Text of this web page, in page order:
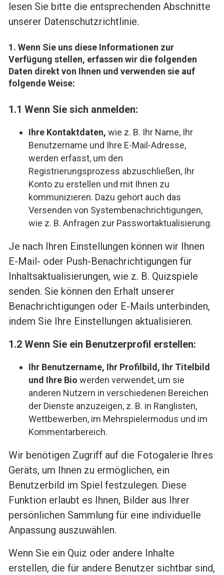
lesen Sie bitte die entsprechenden Abschnitte
unserer Datenschutzrichtlinie.
1. Wenn Sie uns diese Informationen zur
Verfügung stellen, erfassen wir die folgenden
Daten direkt von Ihnen und verwenden sie auf
folgende Weise:
1.1 Wenn Sie sich anmelden:
Ihre Kontaktdaten, wie z. B. Ihr Name, Ihr
Benutzername und Ihre E-Mail-Adresse,
werden erfasst, um den
Registrierungsprozess abzuschließen, Ihr
Konto zu erstellen und mit Ihnen zu
kommunizieren. Dazu gehört auch das
Versenden von Systembenachrichtigungen,
wie z. B. Anfragen zur Passwortaktualisierung.
Je nach Ihren Einstellungen können wir Ihnen
E-Mail- oder Push-Benachrichtigungen für
Inhaltsaktualisierungen, wie z. B. Quizspiele
senden. Sie können den Erhalt unserer
Benachrichtigungen oder E-Mails unterbinden,
indem Sie Ihre Einstellungen aktualisieren.
1.2 Wenn Sie ein Benutzerprofil erstellen:
Ihr Benutzername, Ihr Profilbild, Ihr Titelbild
und Ihre Bio werden verwendet, um sie
anderen Nutzern in verschiedenen Bereichen
der Dienste anzuzeigen, z. B. in Ranglisten,
Wettbewerben, im Mehrspielermodus und im
Kommentarbereich.
Wir benötigen Zugriff auf die Fotogalerie Ihres
Geräts, um Ihnen zu ermöglichen, ein
Benutzerbild im Spiel festzulegen. Diese
Funktion erlaubt es Ihnen, Bilder aus Ihrer
persönlichen Sammlung für eine individuelle
Anpassung auszuwählen.
Wenn Sie ein Quiz oder andere Inhalte
erstellen, die für andere Benutzer sichtbar sind,